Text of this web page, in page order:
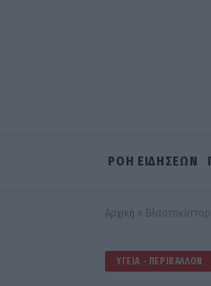
ΡΟΗ ΕΙΔΗΣΕΩΝ
Αρχική »
ΥΓΕΊΑ - ΠΕΡΙΒΆΛΛΟΝ